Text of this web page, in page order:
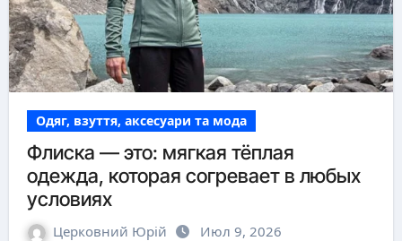
Одяг, взуття, аксесуари та мода
Флиска — это: мягкая тёплая
одежда, которая согревает в любых
условиях
Церковний Юрій Июл 9, 2026